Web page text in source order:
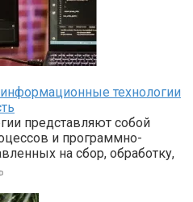
технологии
представляют собой
и программно-
на сбор, обработку,